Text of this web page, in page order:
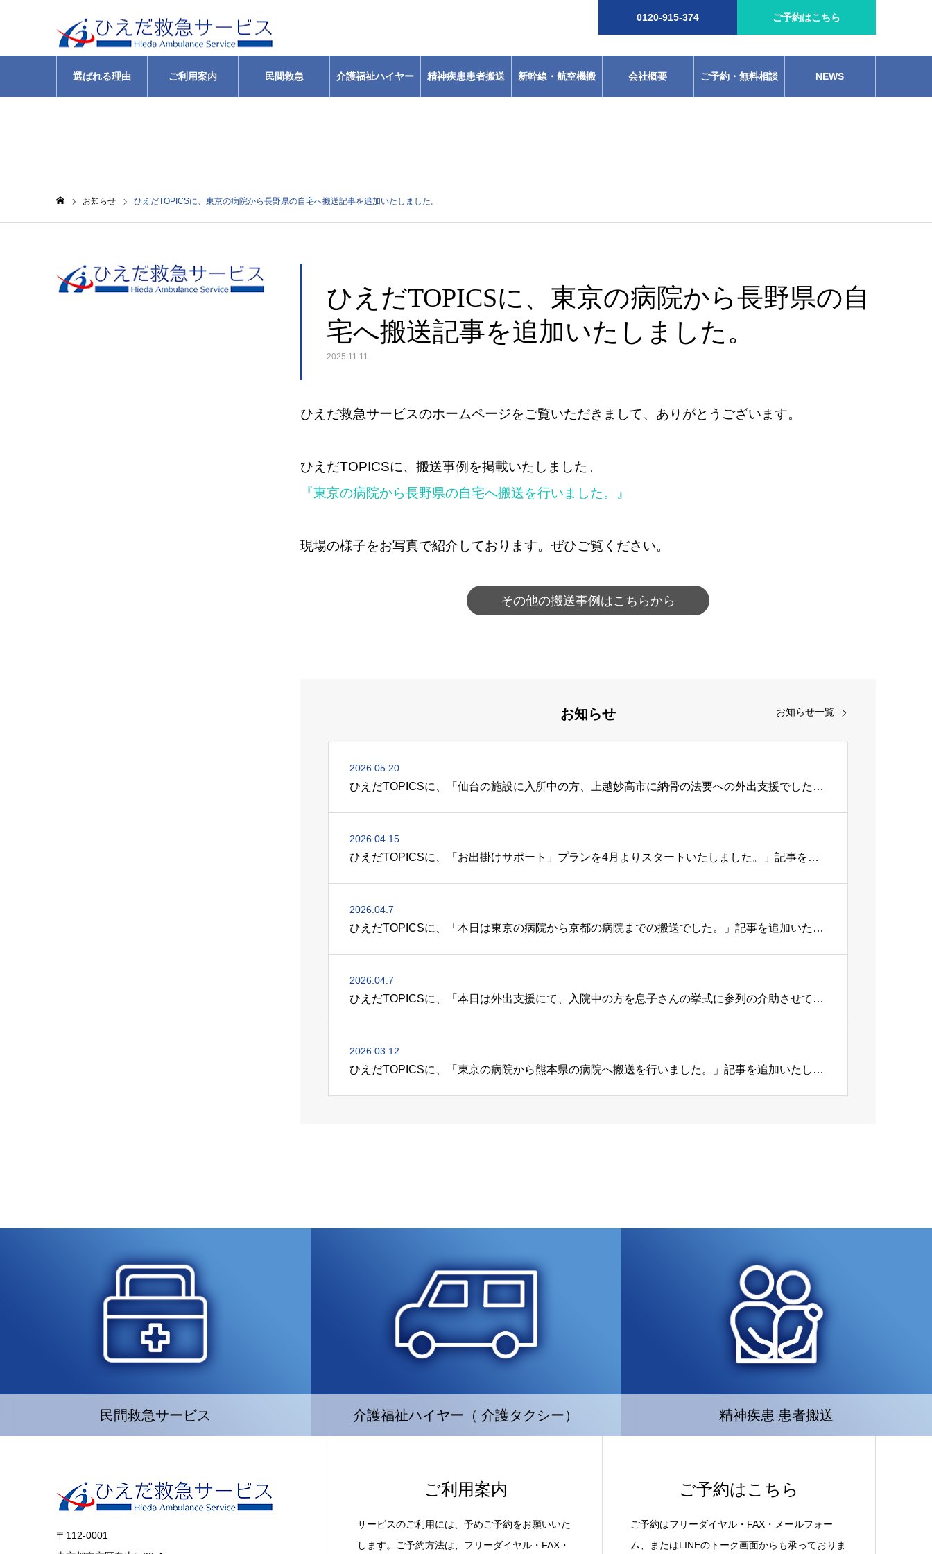
0120-915-374 ご予約はこちら
選ばれる理由 ご利用案内 民間救急 介護福祉ハイヤー 精神疾患患者搬送 新幹線・航空機搬 会社概要 ご予約・無料相談 NEWS
お知らせ ひえだTOPICSに、東京の病院から長野県の自宅へ搬送記事を追加いたしました。
ひえだTOPICSに、東京の病院から長野県の自
宅へ搬送記事を追加いたしました。
2025.11.11
ひえだ救急サービスのホームページをご覧いただきまして、ありがとうございます。
ひえだTOPICSに、搬送事例を掲載いたしました。
『東京の病院から長野県の自宅へ搬送を行いました。』
現場の様子をお写真で紹介しております。ぜひご覧ください。
その他の搬送事例はこちらから
お知らせ
2026.05.20
ひえだTOPICSに、「仙台の施設に入所中の方、上越妙高市に納骨の法要への外出支援でした。」記事を追加いたしました。
2026.04.15
ひえだTOPICSに、「お出掛けサポート」プランを4月よりスタートいたしました。」記事を追加いたしました。
2026.04.7
ひえだTOPICSに、「本日は東京の病院から京都の病院までの搬送でした。」記事を追加いたしました。
2026.04.7
ひえだTOPICSに、「本日は外出支援にて、入院中の方を息子さんの挙式に参列の介助させて頂きました。」記事を追加いたしました。
2026.03.12
ひえだTOPICSに、「東京の病院から熊本県の病院へ搬送を行いました。」記事を追加いたしました。
お知らせ一覧
民間救急サービス 介護福祉ハイヤー（ 介護タクシー） 精神疾患 患者搬送
〒112-0001
ご利用案内
サービスのご利用には、予めご予約をお願いいた
します。ご予約方法は、フリーダイヤル・FAX・
ご予約はこちら
ご予約はフリーダイヤル・FAX・メールフォー
ム、またはLINEのトーク画面からも承っておりま